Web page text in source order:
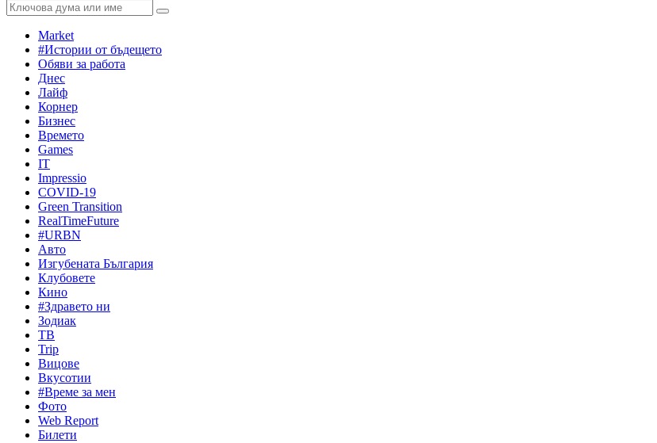
Market
#Истории от бъдещето
Обяви за работа
Днес
Лайф
Корнер
Бизнес
Времето
Games
IT
Impressio
COVID-19
Green Transition
RealTimeFuture
#URBN
Авто
Изгубената България
Клубовете
Кино
#Здравето ни
Зодиак
ТВ
Trip
Вицове
Вкусотии
#Време за мен
Фото
Web Report
Билети